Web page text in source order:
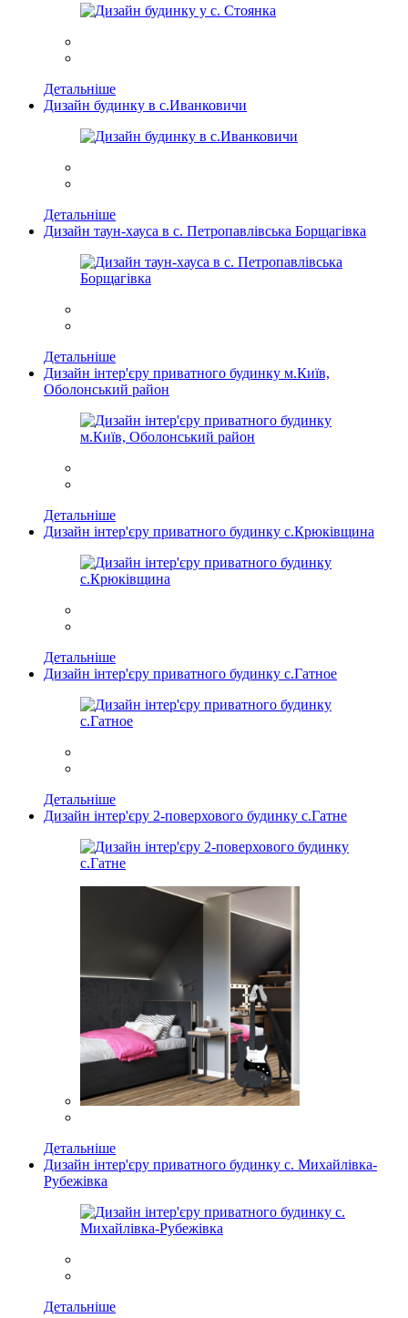
Детальніше
Дизайн будинку в с.Иванковичи
Детальніше
Дизайн таун-хауса в с. Петропавлівська Борщагівка
Детальніше
Дизайн інтер'єру приватного будинку м.Київ,
Оболонський район
Детальніше
Дизайн інтер'єру приватного будинку с.Крюківщина
Детальніше
Дизайн інтер'єру приватного будинку с.Гатное
Детальніше
Дизайн інтер'єру 2-поверхового будинку с.Гатне
Детальніше
Дизайн інтер'єру приватного будинку с. Михайлівка-
Рубежівка
Детальніше